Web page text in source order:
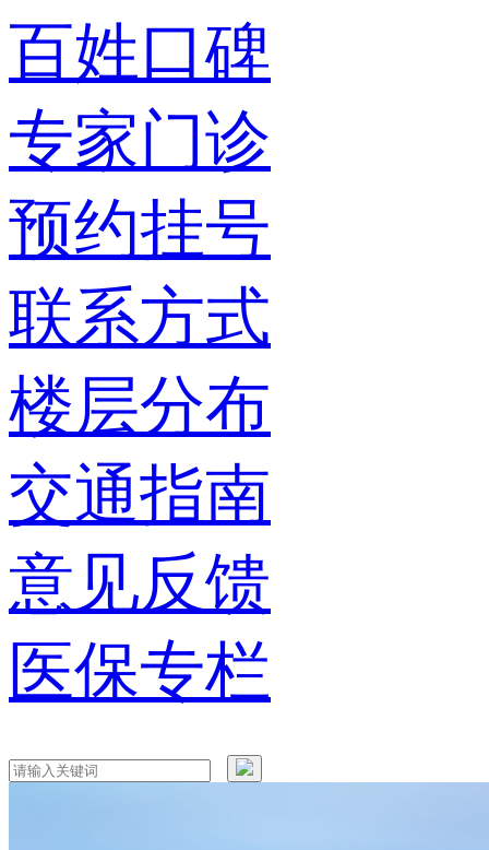
百姓口碑
专家门诊
预约挂号
联系方式
楼层分布
交通指南
意见反馈
医保专栏